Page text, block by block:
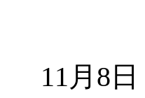
11 月 8 日